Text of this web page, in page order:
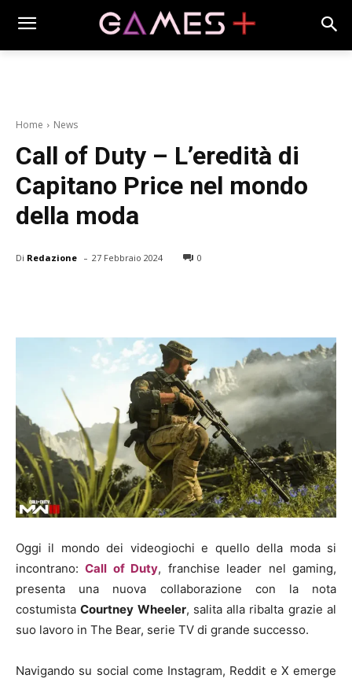
Home News
Call of Duty – L’eredità di
Capitano Price nel mondo
della moda
Di Redazione - 27 Febbraio 2024 0
Oggi il mondo dei videogiochi e quello della moda si
incontrano:Call of Duty, franchise leader nel gaming,
presenta una nuova collaborazione con la nota
costumistaCourtney Wheeler, salita alla ribalta grazie al
suo lavoro in The Bear, serie TV di grande successo.
Navigando su social come Instagram, Reddit e X emerge